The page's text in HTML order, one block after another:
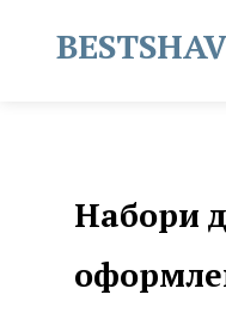
content
Набори